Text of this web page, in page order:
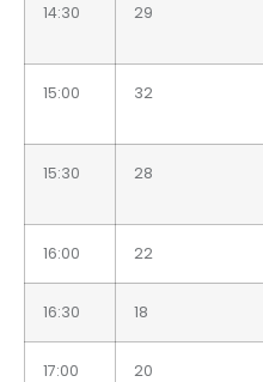
14:30 29
15:00 32
15:30 28
16:00 22
16:30 18
17:00 20